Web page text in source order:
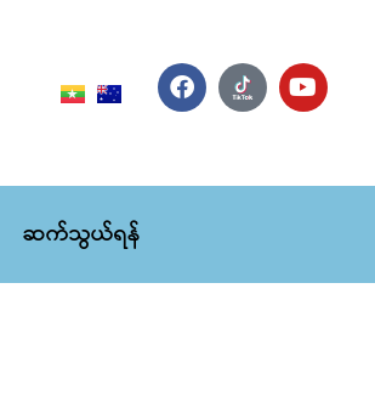
ဆက်သွယ်ရန်